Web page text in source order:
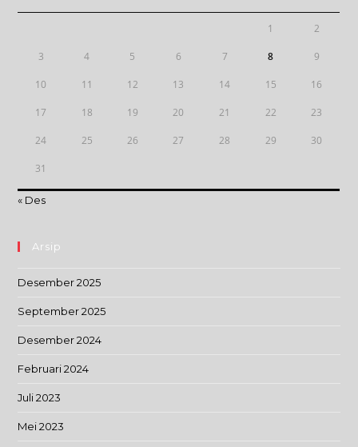
1 2
3 4 5 6 7 8 9
10 11 12 13 14 15 16
17 18 19 20 21 22 23
24 25 26 27 28 29 30
31
« Des
Arsip
Desember 2025
September 2025
Desember 2024
Februari 2024
Juli 2023
Mei 2023